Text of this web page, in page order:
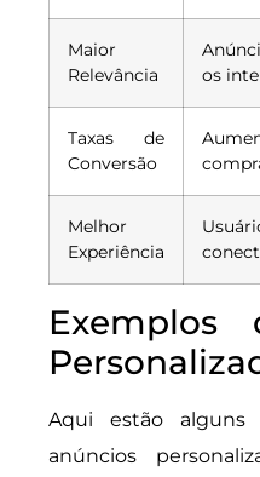
Maior
Relevância
os
Taxas de
Conversão
Melhor
Experiência
Exemplos
Aqui estão alguns
anúncios